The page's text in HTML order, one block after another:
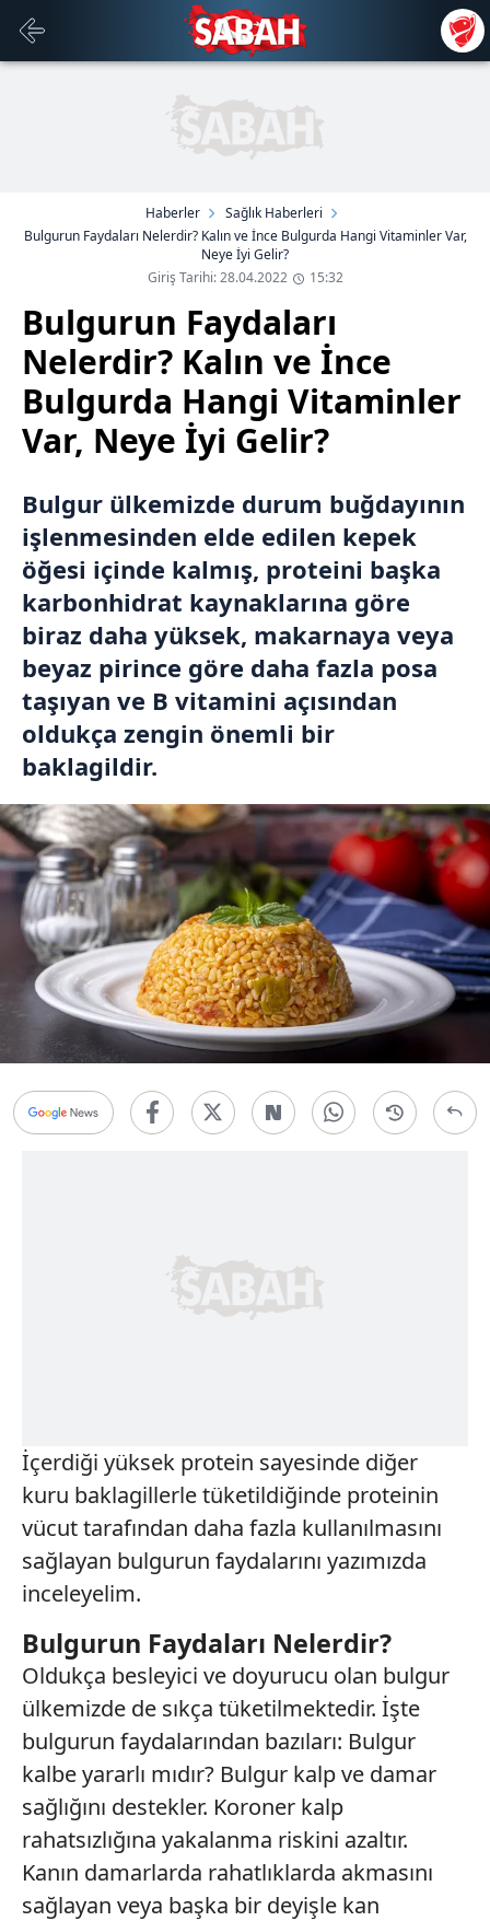
Haberler
Sağlık Haberleri
Bulgurun Faydaları Nelerdir? Kalın ve İnce Bulgurda Hangi Vitaminler Var,
Neye İyi Gelir?
Giriş Tarihi: 28.04.2022
15:32
Bulgurun Faydaları
Nelerdir? Kalın ve İnce
Bulgurda Hangi Vitaminler
Var, Neye İyi Gelir?
Bulgur ülkemizde durum buğdayının
işlenmesinden elde edilen kepek
öğesi içinde kalmış, proteini başka
karbonhidrat kaynaklarına göre
biraz daha yüksek, makarnaya veya
beyaz pirince göre daha fazla posa
taşıyan ve B vitamini açısından
oldukça zengin önemli bir
baklagildir.
İçerdiği yüksek protein sayesinde diğer
kuru baklagillerle tüketildiğinde proteinin
vücut tarafından daha fazla kullanılmasını
sağlayan bulgurun faydalarını yazımızda
inceleyelim.
Bulgurun Faydaları Nelerdir?
Oldukça besleyici ve doyurucu olan bulgur
ülkemizde de sıkça tüketilmektedir. İşte
bulgurun faydalarından bazıları: Bulgur
kalbe yararlı mıdır? Bulgur kalp ve damar
sağlığını destekler. Koroner kalp
rahatsızlığına yakalanma riskini azaltır.
Kanın damarlarda rahatlıklarda akmasını
sağlayan veya başka bir deyişle kan